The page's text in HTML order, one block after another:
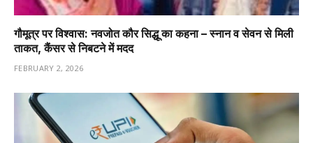
गौमूत्र पर विश्वास: नवजोत कौर सिद्धू का कहना – स्नान व सेवन से मिली
ताकत, कैंसर से निबटने में मदद
FEBRUARY 2, 2026